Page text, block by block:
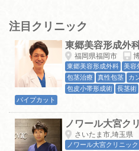
注目クリニック
東郷美容形成外
福岡県福岡市
東郷美容形成外科 美容
包茎治療
真性包茎 カ
包皮小帯形成術
長茎術
パイプカット
ノワール大宮ク
さいたま市,埼玉県
ノワール大宮クリニック